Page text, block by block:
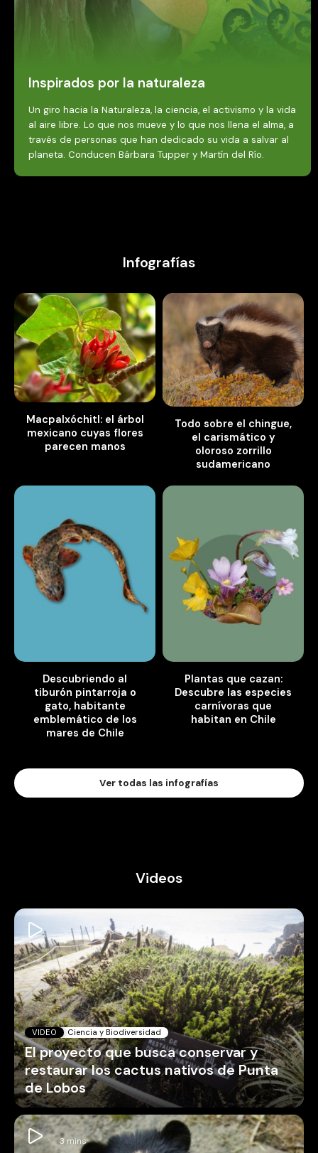
Inspirados por la naturaleza
Un giro hacia la Naturaleza, la ciencia, el activismo y la vida
al aire libre. Lo que nos mueve y lo que nos llena el alma, a
través de personas que han dedicado su vida a salvar al
planeta. Conducen Bárbara Tupper y Martín del Río.
Infografías
Macpalxóchitl: el árbol
mexicano cuyas flores
parecen manos
Todo sobre el chingue,
el carismático y
oloroso zorrillo
sudamericano
Descubriendo al
tiburón pintarroja o
gato, habitante
emblemático de los
mares de Chile
Plantas que cazan:
Descubre las especies
carnívoras que
habitan en Chile
Ver todas las infografías
Videos
VIDEO Ciencia y Biodiversidad
El proyecto que busca conservar y
restaurar los cactus nativos de Punta
de Lobos